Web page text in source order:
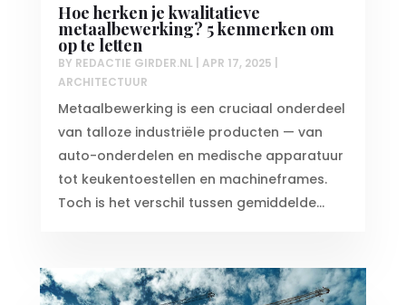
Hoe herken je kwalitatieve
metaalbewerking? 5 kenmerken om
op te letten
BY REDACTIE GIRDER.NL| APR 17, 2025
ARCHITECTUUR
Metaalbewerking is een cruciaal onderdeel
van talloze industriële producten — van
auto-onderdelen en medische apparatuur
tot keukentoestellen en machineframes.
Toch is het verschil tussen gemiddelde...